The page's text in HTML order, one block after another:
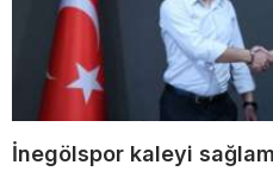
İnegölspor kaleyi